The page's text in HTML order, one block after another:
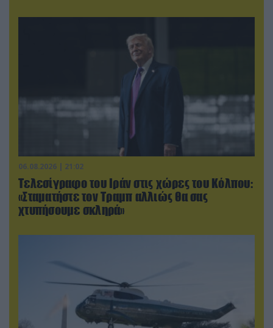
06.08.2026 | 21:02
Τελεσίγραφο του Ιράν στις χώρες του Κόλπου:
«Σταματήστε τον Τραμπ αλλιώς θα σας
χτυπήσουμε σκληρά»